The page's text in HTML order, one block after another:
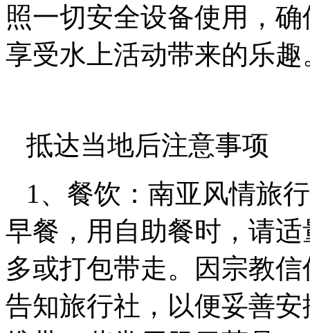
照一切安全设备使用，
享受水上活动带来的乐趣
抵达当地后注意事项
1、餐饮：南亚风情旅
早餐，用自助餐时，请
多或打包带走。因宗教
告知旅行社，以便妥善